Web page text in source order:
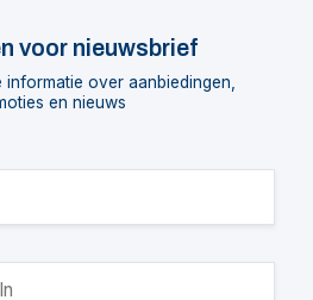
voor nieuwsbrief
over aanbiedingen,
en nieuws